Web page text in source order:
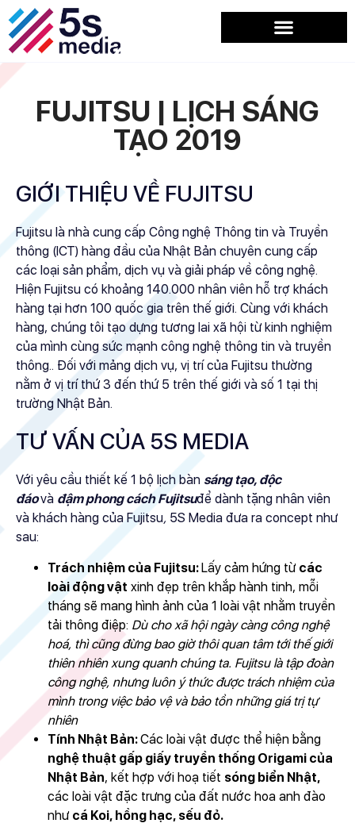
FUJITSU | LỊCH SÁNG
TẠO 2019
GIỚI THIỆU VỀ FUJITSU
Fujitsu là nhà cung cấp Công nghệ Thông tin và Truyền
thông (ICT) hàng đầu của Nhật Bản chuyên cung cấp
các loại sản phẩm, dịch vụ và giải pháp về công nghệ.
Hiện Fujitsu có khoảng 140.000 nhân viên hỗ trợ khách
hàng tại hơn 100 quốc gia trên thế giới. Cùng với khách
hàng, chúng tôi tạo dựng tương lai xã hội từ kinh nghiệm
của mình cùng sức mạnh công nghệ thông tin và truyền
thông.. Đối với mảng dịch vụ, vị trí của Fujitsu thường
nằm ở vị trí thứ 3 đến thứ 5 trên thế giới và số 1 tại thị
trường Nhật Bản.
TƯ VẤN CỦA 5S MEDIA
Với yêu cầu thiết kế 1 bộ lịch bàn sáng tạo, độc
đáovà đậm phong cách Fujitsuđể dành tặng nhân viên
và khách hàng của Fujitsu, 5S Media đưa ra concept như
sau:
Trách nhiệm của Fujitsu:Lấy cảm hứng từ các
loài động vật xinh đẹp trên khắp hành tinh, mỗi
tháng sẽ mang hình ảnh của 1 loài vật nhằm truyền
tải thông điệp: Dù cho xã hội ngày càng công nghệ
hoá, thì cũng đừng bao giờ thôi quan tâm tới thế giới
thiên nhiên xung quanh chúng ta. Fujitsu là tập đoàn
công nghệ, nhưng luôn ý thức được trách nhiệm của
mình trong việc bảo vệ và bảo tồn những giá trị tự
nhiên
Tính Nhật Bản:Các loài vật được thể hiện bằng
nghệ thuật gấp giấy truyền thống Origami của
Nhật Bản, kết hợp với hoạ tiết sóng biển Nhật,
các loài vật đặc trưng của đất nước hoa anh đào
như cá Koi, hồng hạc, sếu đỏ.